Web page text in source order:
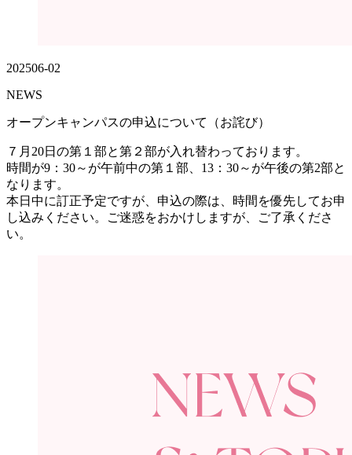
202506-02
NEWS
オープンキャンパスの申込について（お詫び）
７月20日の第１部と第２部が入れ替わっております。
時間が9：30～が午前中の第１部、13：30～が午後の第2部と
なります。
本日中に訂正予定ですが、申込の際は、時間を優先してお申
し込みください。ご迷惑をおかけしますが、ご了承くださ
い。